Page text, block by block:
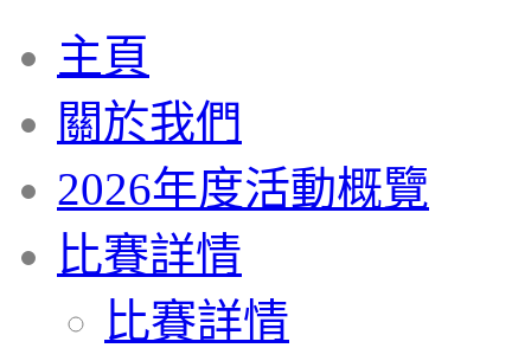
主頁
關於我們
2026年度活動概覽
比賽詳情
比賽詳情